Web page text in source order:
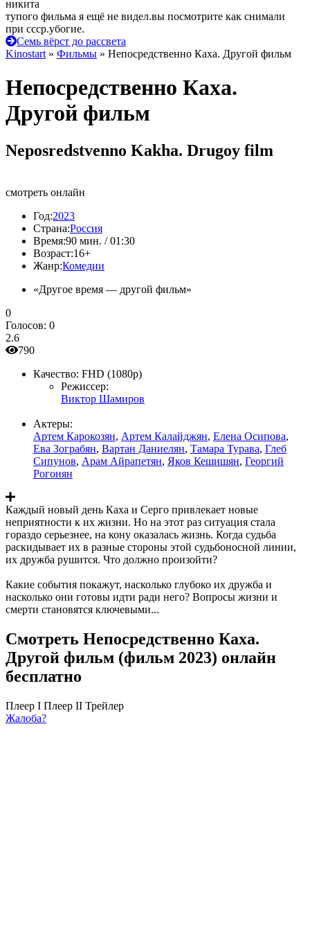
никита
тупого фильма я ещё не видел.вы посмотрите как снимали
при ссср.убогие.
Семь вёрст до рассвета
Kinostart » Фильмы » Непосредственно Каха. Другой фильм
Непосредственно Каха.
Другой фильм
Neposredstvenno Kakha. Drugoy film
смотреть онлайн
Год:2023
Страна:Россия
Время:90 мин. / 01:30
Возраст:16+
Жанр:Комедии
«Другое время — другой фильм»
0
Голосов: 0
2.6
790
Качество: FHD (1080p)
Режиссер:
Виктор Шамиров
Актеры:
Артем Карокозян, Артем Калайджян, Елена Осипова,
Ева Зограбян, Вартан Даниелян, Тамара Турава, Глеб
Сипунов, Арам Айрапетян, Яков Кешишян, Георгий
Рогонян
Каждый новый день Каха и Серго привлекает новые
неприятности к их жизни. Но на этот раз ситуация стала
гораздо серьезнее, на кону оказалась жизнь. Когда судьба
раскидывает их в разные стороны этой судьбоносной линии,
их дружба рушится. Что должно произойти?
Какие события покажут, насколько глубоко их дружба и
насколько они готовы идти ради него? Вопросы жизни и
смерти становятся ключевыми...
Смотреть Непосредственно Каха.
Другой фильм (фильм 2023) онлайн
бесплатно
Плеер I Плеер II Трейлер
Жалоба?